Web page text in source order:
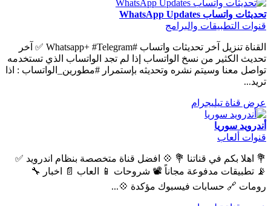
تحديثات واتساب WhatsApp Updates
قنوات التطبيقات والبرامج
القناة تنزيل آخر تحديثات واتساب #Whatsapp+ #Telegram ✅ آخر
تحديث الكثير من نسخ الواتساب إذا لم تجد الواتساب الذي تستخدمه
تواصل معنا وسيتم نشره وتحديثه بإستمرار #مطورين_الواتساب : اذا
تريد...
عرض قناة تيليجرام
أندرويد سوريا
قنوات ألعاب
💐 اهلا بكم في قناتنا 💐 💠 افضل قناة متخصصة بنظام اندرويد ✅
📡 تطبيقات مدفوعة مجاناً 📽 شروحات 📱 العاب 📄 اخبار 🔧
رومات 🔗 حسابات فيسبوك مؤكدة 💠...